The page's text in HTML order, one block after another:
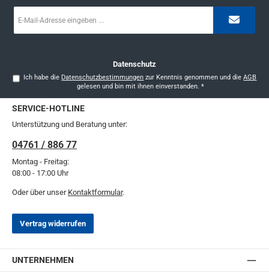
Mail-
Datenschutz
Ich habe die Datenschutzbestimmungen zur Kenntnis genommen und dieAGB
gelesen und bin mit ihnen einverstanden. *
SERVICE-HOTLINE
Unterstützung und Beratung unter:
04761 / 886 77
Montag - Freitag:
08:00 - 17:00 Uhr
Oder über unser Kontaktformular.
Vertrag widerrufen
UNTERNEHMEN